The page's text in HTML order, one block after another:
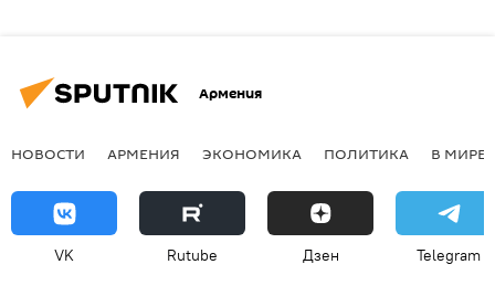
Армения
НОВОСТИ АРМЕНИЯ ЭКОНОМИКА ПОЛИТИКА В МИРЕ
VK Rutube Дзен Telegram